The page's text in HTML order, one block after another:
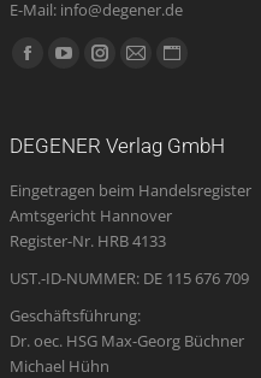
E-Mail: info@degener.de
Finden Sie uns auf:
Facebook
new
window
YouTube
new
window
Instagram
new
window
E-
opens
in
new
Website
new
DEGENER Verlag GmbH
Eingetragen beim Handelsregister
Amtsgericht Hannover
Register-Nr. HRB 4133
UST.-ID-NUMMER: DE 115 676 709
Geschäftsführung:
Dr. oec. HSG Max-Georg Büchner
Michael Hühn